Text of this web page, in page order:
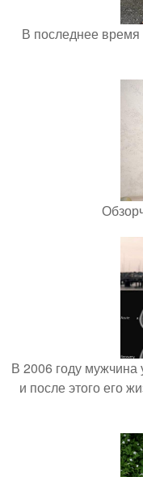
В последнее время
В 2006 году мужчина
и после этого его